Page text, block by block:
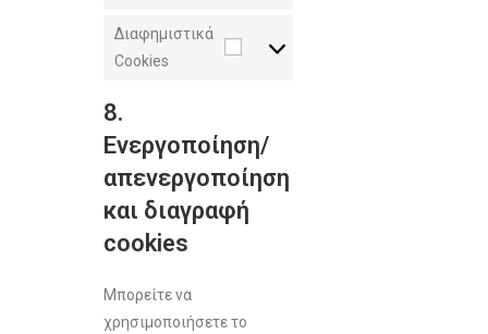
Διαφημιστικά
Cookies
8.
Ενεργοποίηση/
απενεργοποίηση
και διαγραφή
cookies
Μπορείτε να
χρησιμοποιήσετε το